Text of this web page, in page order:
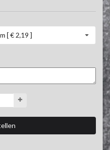
[ € 2,19 ]